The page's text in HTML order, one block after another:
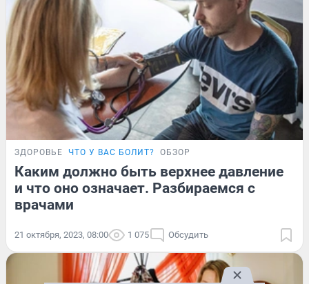
ЗДОРОВЬЕ ЧТО У ВАС БОЛИТ? ОБЗОР
Каким должно быть верхнее давление
и что оно означает. Разбираемся с
врачами
21 октября, 2023, 08:00 1 075 Обсудить